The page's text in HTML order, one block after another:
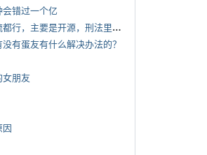
错过一个亿
*
有啥搞钱的路子吗，开源节流都行，主要是开源，刑法里的咱不做
有蛋友有什么解决办法的？
女朋友
因